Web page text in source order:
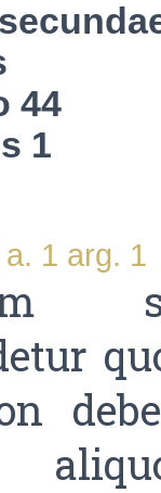
44
1
1 arg. 1